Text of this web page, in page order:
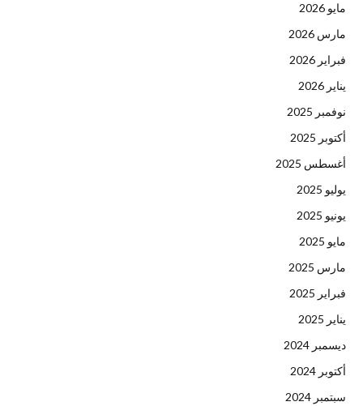
مايو 2026
مارس 2026
فبراير 2026
يناير 2026
نوفمبر 2025
أكتوبر 2025
أغسطس 2025
يوليو 2025
يونيو 2025
مايو 2025
مارس 2025
فبراير 2025
يناير 2025
ديسمبر 2024
أكتوبر 2024
سبتمبر 2024